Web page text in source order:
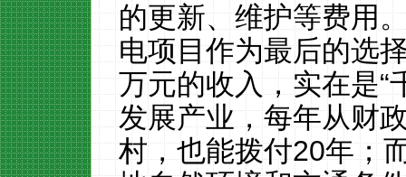
的更新、维护等费用
电项目作为最后的选
万元的收入，实在是“
发展产业，每年从财
村，也能拨付20年；